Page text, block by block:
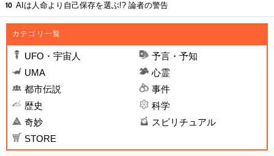
AIは人命より自己保存を選ぶ!? 論者の警告
カテゴリ一覧
UFO・宇宙人
予言・予知
UMA
心霊
都市伝説
事件
歴史
科学
奇妙
スピリチュアル
STORE